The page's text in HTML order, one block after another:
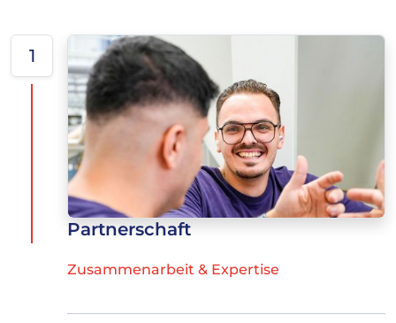
1
Partnerschaft
Zusammenarbeit & Expertise